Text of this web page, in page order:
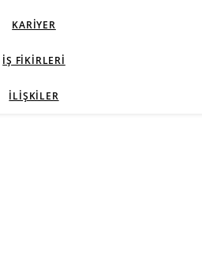
KARIYER
İŞ FIKIRLERI
İLIŞKILER